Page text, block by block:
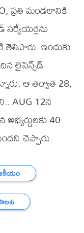
ప్ర‌తి మండ‌లానికి
స‌ర్వేయ‌ర్ల‌ను
ఇందుకు
లైసెన్స్‌డ్
ఆ త‌ర్వాత 28,
AUG 12న
40
చెప్పారు.